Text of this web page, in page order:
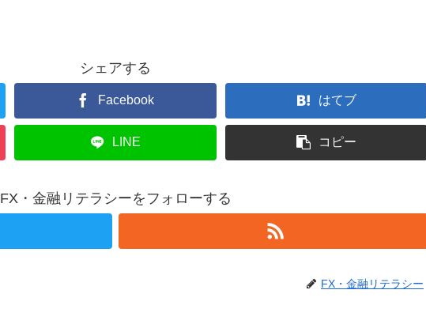
シェアする
Facebook はてブ
LINE コピー
FX・金融リテラシーをフォローする
FX・金融リテラシー